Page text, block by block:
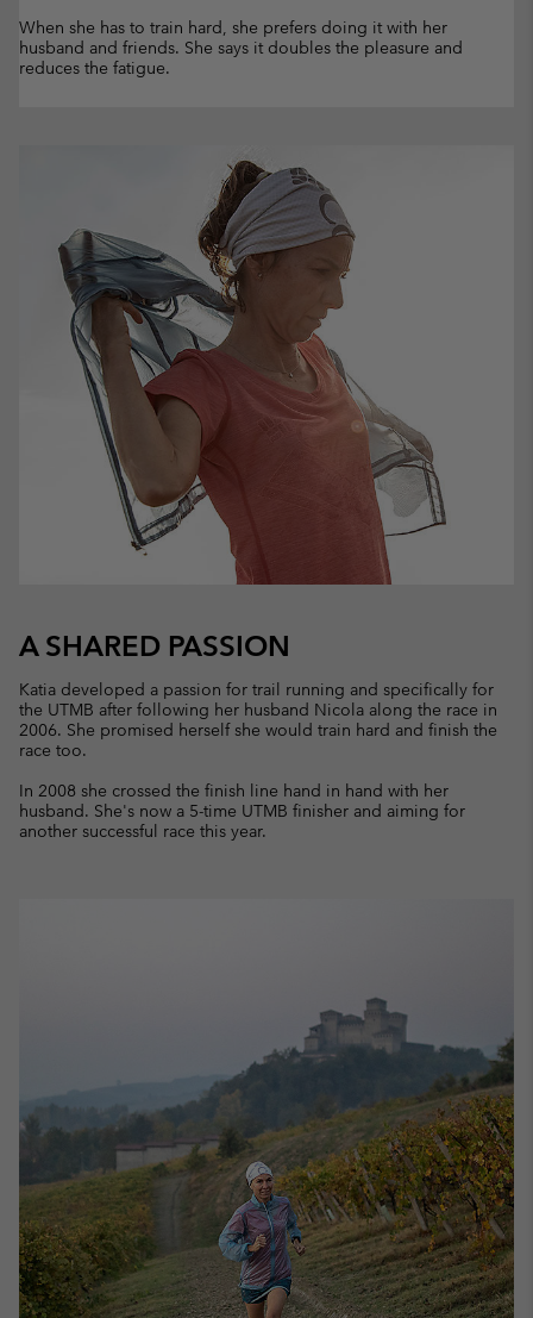
When she has to train hard, she prefers doing it with her
husband and friends. She says it doubles the pleasure and
reduces the fatigue.
A SHARED PASSION
Katia developed a passion for trail running and specifically for
the UTMB after following her husband Nicola along the race in
2006. She promised herself she would train hard and finish the
race too.
In 2008 she crossed the finish line hand in hand with her
husband. She's now a 5-time UTMB finisher and aiming for
another successful race this year.